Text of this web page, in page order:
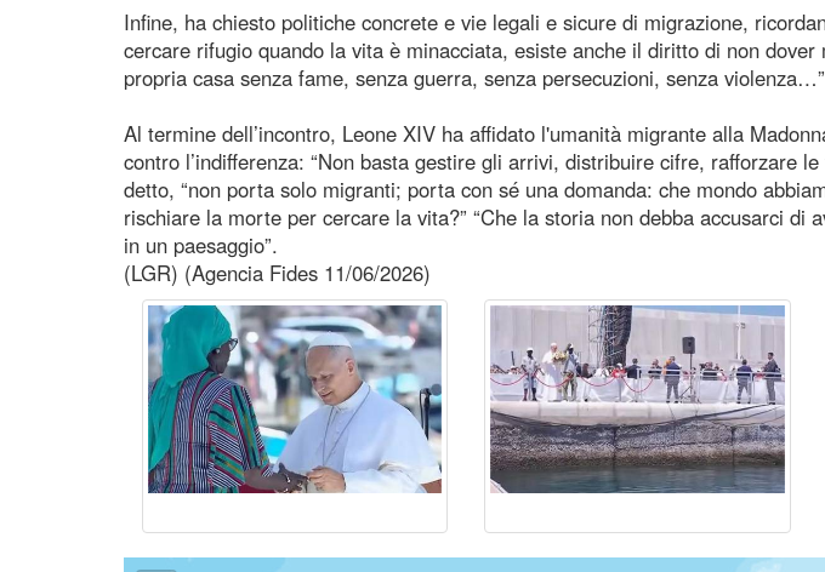
Infine, ha chiesto politiche concrete e vie legali e sicure di migrazione,
cercare rifugio quando la vita è minacciata, esiste anche il diritto di non
propria casa senza fame, senza guerra, senza persecuzioni, senza
Al termine dell’incontro, Leone XIV ha affidato l'umanità migrante alla
contro l’indifferenza: “Non basta gestire gli arrivi, distribuire cifre, rafforzare
detto, “non porta solo migranti; porta con sé una domanda: che mondo
rischiare la morte per cercare la vita?” “Che la storia non debba accusarci di
in un paesaggio”.
(LGR) (Agencia Fides 11/06/2026)